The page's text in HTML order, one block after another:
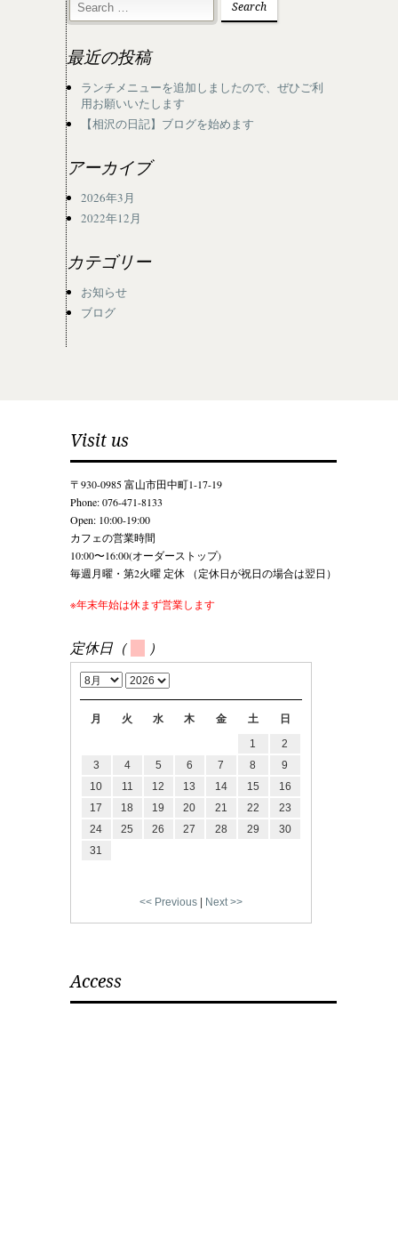
最近の投稿
ランチメニューを追加しましたので、ぜひご利
用お願いいたします
【相沢の日記】ブログを始めます
アーカイブ
2026年3月
2022年12月
カテゴリー
お知らせ
ブログ
Visit us
〒930-0985 富山市田中町1-17-19
Phone: 076-471-8133
Open: 10:00-19:00
カフェの営業時間
10:00〜16:00(オーダーストップ)
毎週月曜・第2火曜 定休 （定休日が祝日の場合は翌日）
※年末年始は休まず営業します
定休日（ ）
月 火 水 木 金 土 日
<< Previous| Next >>
1
2
3
4 5 6 7 8
9
10
11 12 13 14 15
16
17
18 19 20 21 22
23
24
25 26 27 28 29
30
31
Access